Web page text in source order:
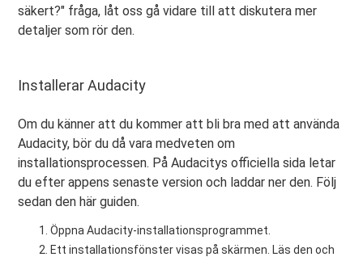
säkert?" fråga, låt oss gå vidare till att diskutera mer
detaljer som rör den.
Installerar Audacity
Om du känner att du kommer att bli bra med att använda
Audacity, bör du då vara medveten om
installationsprocessen. På Audacitys officiella sida letar
du efter appens senaste version och laddar ner den. Följ
sedan den här guiden.
Öppna Audacity-installationsprogrammet.
Ett installationsfönster visas på skärmen. Läs den och